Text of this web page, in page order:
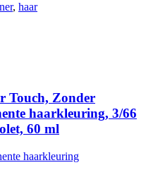
, haar
Touch, Zonder
haarkleuring, 3/66
60 ml
haarkleuring